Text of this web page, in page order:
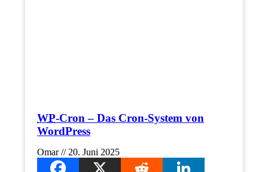
WP-Cron – Das Cron-System von
WordPress
Omar 20. Juni 2025